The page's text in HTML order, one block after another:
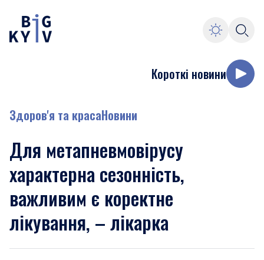
Короткі новини
Здоров'я та красаНовини
Для метапневмовірусу
характерна сезонність,
важливим є коректне
лікування, – лікарка